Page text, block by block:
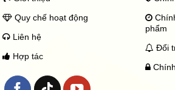
Quy chế hoạt động
Liên hệ
Hợp tác
phẩm
Đổi